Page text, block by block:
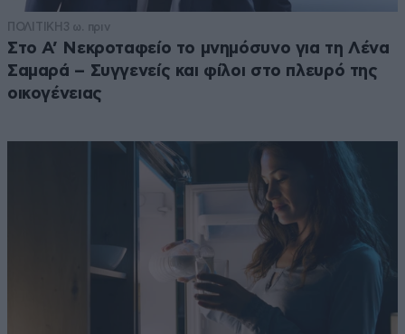
ΠΟΛΙΤΙΚΗ 3 ω. πριν
Στο Α’ Νεκροταφείο το μνημόσυνο για τη Λένα
Σαμαρά – Συγγενείς και φίλοι στο πλευρό της
οικογένειας